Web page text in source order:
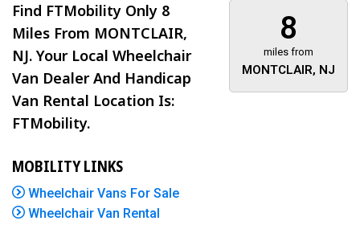
8
miles from
MONTCLAIR, NJ
Find FTMobility Only 8
Miles From MONTCLAIR,
NJ. Your Local Wheelchair
Van Dealer And Handicap
Van Rental Location Is:
FTMobility.
MOBILITY LINKS
Wheelchair Vans For Sale
Wheelchair Van Rental